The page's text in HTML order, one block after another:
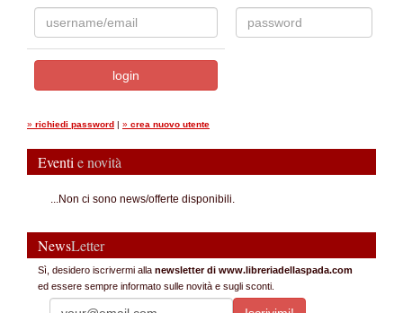
» richiedi password | » crea nuovo utente
Eventi e novità
...Non ci sono news/offerte disponibili.
NewsLetter
Sì, desidero iscrivermi alla newsletter di www.libreriadellaspada.com
ed essere sempre informato sulle novità e sugli sconti.